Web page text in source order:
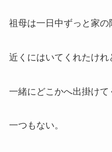
祖母は一日中ずっと家の
近くにはいてくれたけれ
一緒にどこかへ出掛け
一つもない。